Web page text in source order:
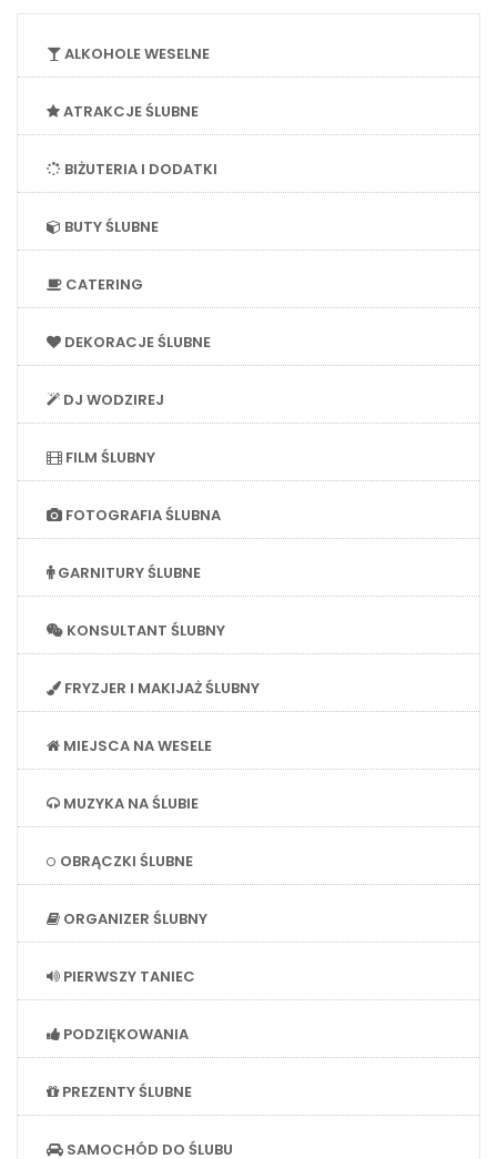
ALKOHOLE WESELNE
ATRAKCJE ŚLUBNE
BIŻUTERIA I DODATKI
BUTY ŚLUBNE
CATERING
DEKORACJE ŚLUBNE
DJ WODZIREJ
FILM ŚLUBNY
FOTOGRAFIA ŚLUBNA
GARNITURY ŚLUBNE
KONSULTANT ŚLUBNY
FRYZJER I MAKIJAŻ ŚLUBNY
MIEJSCA NA WESELE
MUZYKA NA ŚLUBIE
OBRĄCZKI ŚLUBNE
ORGANIZER ŚLUBNY
PIERWSZY TANIEC
PODZIĘKOWANIA
PREZENTY ŚLUBNE
SAMOCHÓD DO ŚLUBU